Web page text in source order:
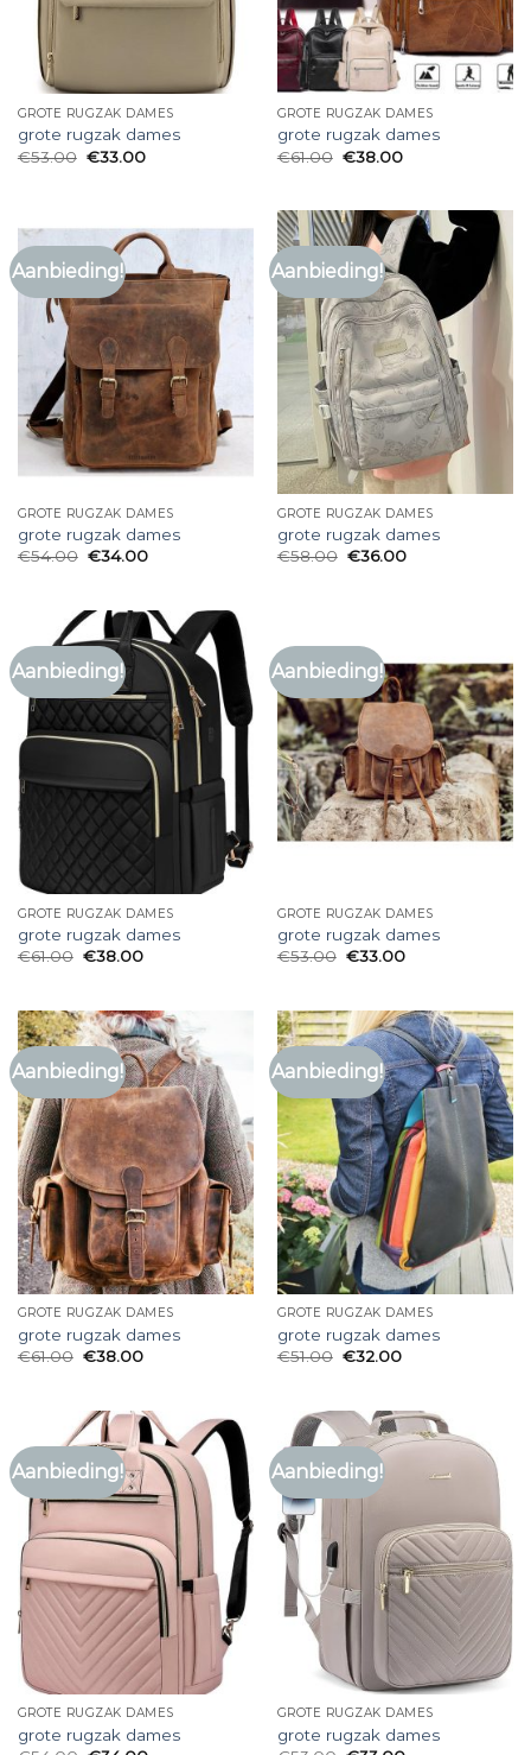
GROTE RUGZAK DAMES
grote rugzak dames
€53.00 €33.00
GROTE RUGZAK DAMES
grote rugzak dames
€61.00 €38.00
Aanbieding!
GROTE RUGZAK DAMES
grote rugzak dames
€54.00 €34.00
Aanbieding!
GROTE RUGZAK DAMES
grote rugzak dames
€58.00 €36.00
Aanbieding!
GROTE RUGZAK DAMES
grote rugzak dames
€61.00 €38.00
Aanbieding!
GROTE RUGZAK DAMES
grote rugzak dames
€53.00 €33.00
Aanbieding!
GROTE RUGZAK DAMES
grote rugzak dames
€61.00 €38.00
Aanbieding!
GROTE RUGZAK DAMES
grote rugzak dames
€51.00 €32.00
Aanbieding!
GROTE RUGZAK DAMES
grote rugzak dames
Aanbieding!
GROTE RUGZAK DAMES
grote rugzak dames